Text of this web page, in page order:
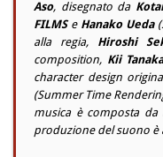
Aso, disegnato da
FILMSe Hanako Ueda
alla regia, Hiroshi
composition, Kii Tanaka
character design
(Summer Time
musica è composta da
produzione del suono è